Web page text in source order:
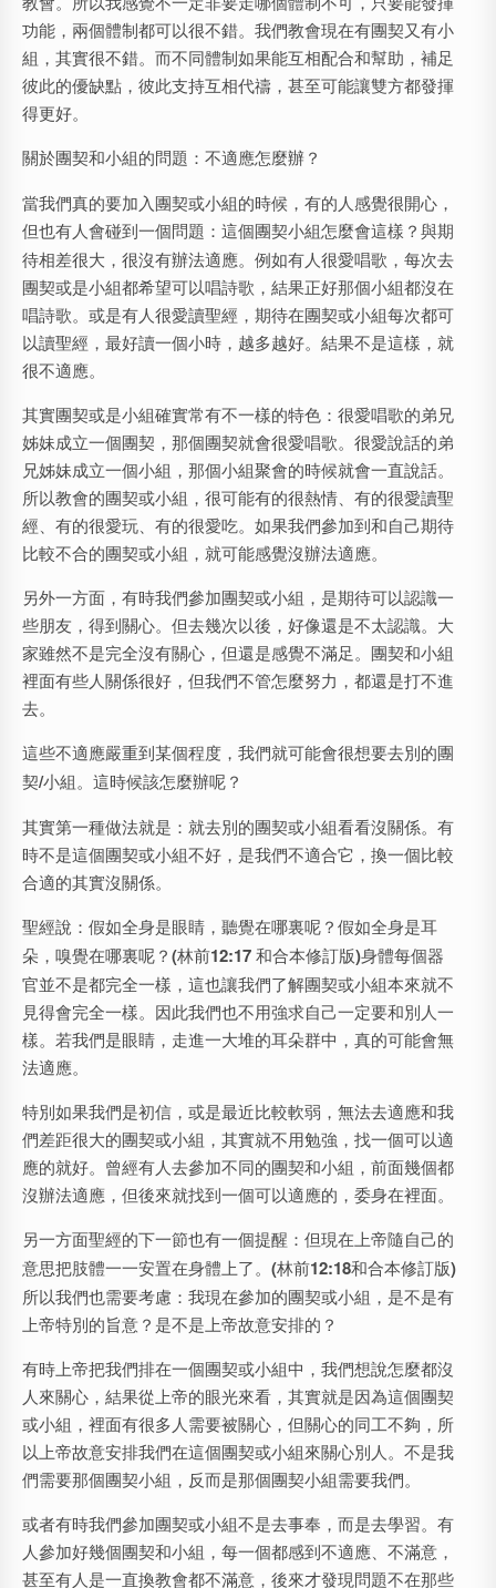
功能，兩個體制都可以很不錯。我們教會現在有團契又有小
組，其實很不錯。而不同體制如果能互相配合和幫助，補足
彼此的優缺點，彼此支持互相代禱，甚至可能讓雙方都發揮
得更好。
關於團契和小組的問題：不適應怎麼辦？
當我們真的要加入團契或小組的時候，有的人感覺很開心，
但也有人會碰到一個問題： 這個團契小組怎麼會這樣？與期
待相差很大，很沒有辦法適應。例如有人很愛唱歌，每次去
團契或是小組都希望可以唱詩歌，結果正好那個小組都沒在
唱詩歌。或是有人很愛讀聖經，期待在團契或小組每次都可
以讀聖經，最好讀一個小時，越多越好。結果不是這樣，就
很不適應。
其實團契或是小組確實常有不一樣的特色：很愛唱歌的弟兄
姊妹成立一個團契，那個團契就會很愛唱歌。很愛說話的弟
兄姊妹成立一個小組，那個小組聚會的時候就會一直說話。
所以教會的團契或小組，很可能有的很熱情、有的很愛讀聖
經、有的很愛玩、有的很愛吃。如果我們參加到和自己期待
比較不合的團契或小組，就可能感覺沒辦法適應。
另外一方面，有時我們參加團契或小組，是期待可以認識一
些朋友，得到關心。但去幾次以後，好像還是不太認識。大
家雖然不是完全沒有關心，但還是感覺不滿足。團契和小組
裡面有些人關係很好，但我們不管怎麼努力，都還是打不進
去。
這些不適應嚴重到某個程度，我們就可能會很想要去別的團
契/小組。 這時候該怎麼辦呢？
其實第一種做法就是：就去別的團契或小組看看沒關係。有
時不是這個團契或小組不好，是我們不適合它，換一個比較
合適的其實沒關係。
聖經說： 假如全身是眼睛，聽覺在哪裏呢？假如全身是耳
朵，嗅覺在哪裏呢？(林前12:17和合本修訂版)身體每個器
官並不是都完全一樣，這也讓我們了解團契或小組本來就不
見得會完全一樣。因此我們也不用強求自己一定要和別人一
樣。若我們是眼睛，走進一大堆的耳朵群中，真的可能會無
法適應。
特別如果我們是初信，或是最近比較軟弱，無法去適應和我
們差距很大的團契或小組，其實就不用勉強，找一個可以適
應的就好。曾經有人去參加不同的團契和小組，前面幾個都
沒辦法適應，但後來就找到一個可以適應的，委身在裡面。
另一方面聖經的下一節也有一個提醒： 但現在上帝隨自己的
意思把肢體一一安置在身體上了。 (林前12:18和合本修訂版)
所以我們也需要考慮：我現在參加的團契或小組，是不是有
上帝特別的旨意？是不是上帝故意安排的？
有時上帝把我們排在一個團契或小組中，我們想說怎麼都沒
人來關心，結果從上帝的眼光來看，其實就是因為這個團契
或小組，裡面有很多人需要被關心，但關心的同工不夠，所
以上帝故意安排我們在這個團契或小組來關心別人。不是我
們需要那個團契小組，反而是那個團契小組需要我們。
或者有時我們參加團契或小組不是去事奉，而是去學習。有
人參加好幾個團契和小組，每一個都感到不適應、不滿意，
甚至有人是一直換教會都不滿意，後來才發現問題不在那些